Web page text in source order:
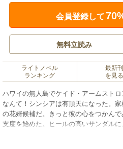
会員登録して
無料立読み
ライトノベル
ランキング
最新刊
を見る
ハワイの無人島でケイド・アームスト
なんて！シンシアは有頂天になった。
の花婿候補だ。きっと彼の心をつかん
支度を始めた。ヒールの高いサンダル
を見て、ケイドは内心舌打ちをした。